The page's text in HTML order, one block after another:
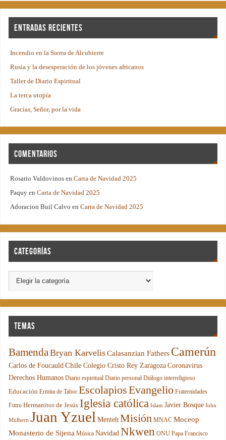
Entradas recientes
Incendio en la Sierra de Alcubierre
Rusia y la desesperación de los jóvenes africanos
Taller de Diario Espiritual
La terca utopía
Gracias, Señor, por la vida
Comentarios
Rosario Valdovinos enCarta de Navidad 2025
Paquy enCarta de Navidad 2025
Adoracion Buil Calvo enCarta de Navidad 2025
Categorías
Temas
BamendaBryan KarvelisCalasanzian Fathers Camerún
Carlos de Foucauld Chile Colegio Cristo Rey Zaragoza Coronavirus
Derechos Humanos Diario espiritual Diario personal Diálogo interreligioso
Educación Ermita de Tabor EscolapiosEvangelio Fraternidades
Futru Hermanitos de Jesús Iglesia católica Islam Javier Bosque John
Mulhern Juan Yzuel Menteh Misión MNAC Moceop
Monasterio de Sijena Música Navidad Nkwen ONU Papa Francisco